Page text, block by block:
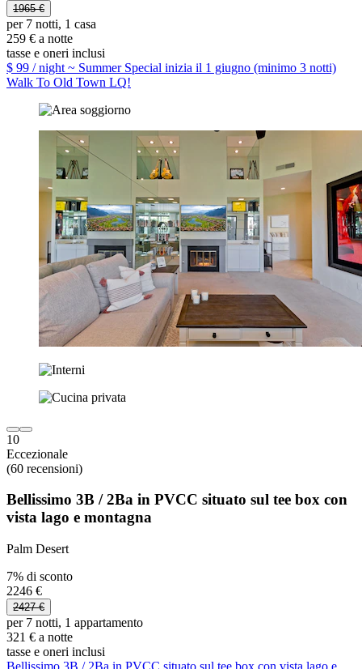
1965 €
per 7 notti, 1 casa
259 € a notte
tasse e oneri inclusi
$ 99 / night ~ Summer Special inizia il 1 giugno (minimo 3 notti)
Walk To Old Town LQ!
10
Eccezionale
(60 recensioni)
Bellissimo 3B / 2Ba in PVCC situato sul tee box con
vista lago e montagna
Palm Desert
7% di sconto
2246 €
2427 €
per 7 notti, 1 appartamento
321 € a notte
tasse e oneri inclusi
Bellissimo 3B / 2Ba in PVCC situato sul tee box con vista lago e